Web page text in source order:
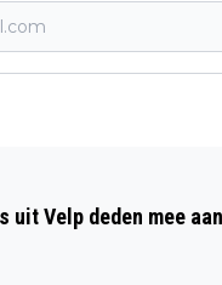
IN GEMEENTE
uit Velp deden mee